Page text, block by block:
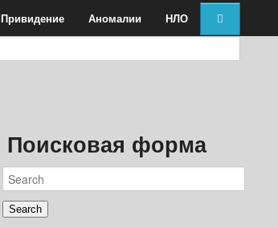
Привидение Аномалии НЛО
Поисковая форма